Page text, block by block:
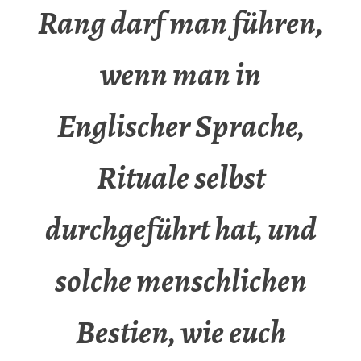
Rang darf man führen,
wenn man in
Englischer Sprache,
Rituale selbst
durchgeführt hat, und
solche menschlichen
Bestien, wie euch